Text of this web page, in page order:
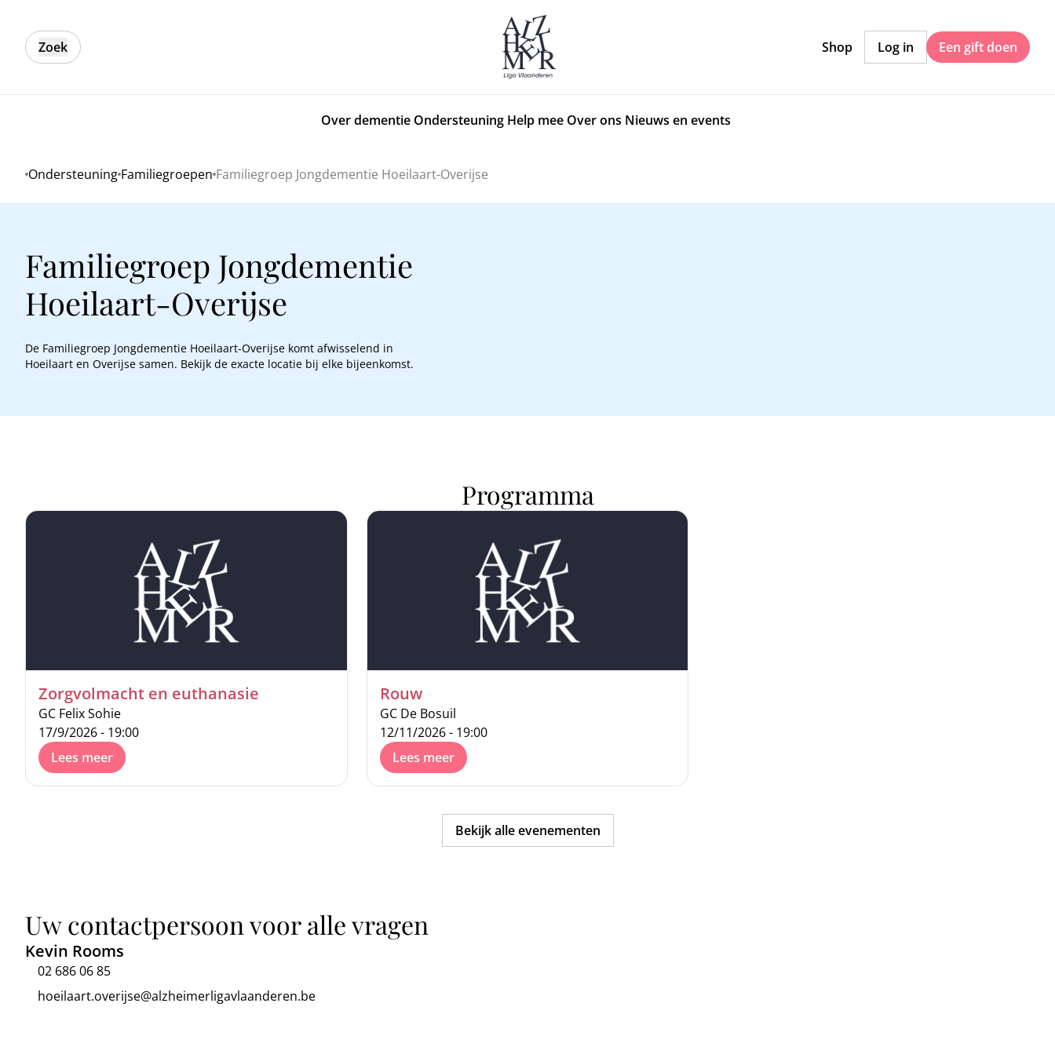
Zoek Shop Log in Een gift doen
Over dementie Ondersteuning Help mee Over ons Nieuws en events
Home
Ondersteuning Familiegroepen Familiegroep Jongdementie Hoeilaart-Overijse
Familiegroep Jongdementie
Hoeilaart-Overijse
De Familiegroep Jongdementie Hoeilaart-Overijse komt afwisselend in
Hoeilaart en Overijse samen. Bekijk de exacte locatie bij elke bijeenkomst.
Programma
Zorgvolmacht en euthanasie
GC Felix Sohie
17/9/2026 - 19:00
Lees meer
Rouw
GC De Bosuil
12/11/2026 - 19:00
Lees meer
Bekijk alle evenementen
Uw contactpersoon voor alle vragen
Kevin Rooms
02 686 06 85
hoeilaart.overijse@alzheimerligavlaanderen.be